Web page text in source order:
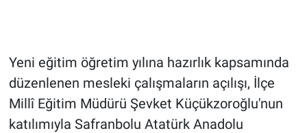
Yeni eğitim öğretim yılına hazırlık kapsamında
düzenlenen mesleki çalışmaların açılışı, İlçe
Millî Eğitim Müdürü Şevket Küçükzoroğlu'nun
katılımıyla Safranbolu Atatürk Anadolu